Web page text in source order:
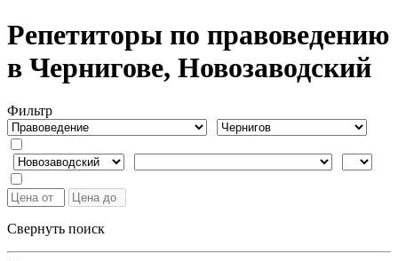
Репетиторы по правоведению
в Чернигове, Новозаводский
Фильтр
Свернуть поиск